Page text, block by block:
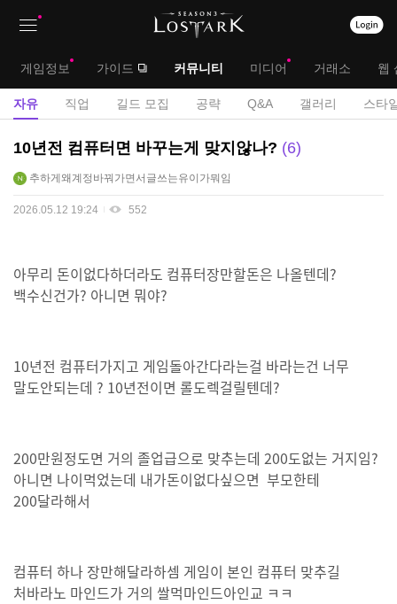
대
메
뉴
게임정보 가이드 커뮤니티 미디어 거래소 웹
서
자유 직업 길드 모집 공략 Q&A 갤러리 스타
자
게
10년전 컴퓨터면 바꾸는게 맞지않나? 6
추하게왜계정바꿔가면서글쓰는유이가뭐임
2026.05.12 19:24 552
아무리 돈이없다하더라도 컴퓨터장만할돈은 나올텐데?
백수신건가? 아니면 뭐야?
10년전 컴퓨터가지고 게임돌아간다라는걸 바라는건 너무
말도안되는데 ? 10년전이면 롤도렉걸릴텐데?
200만원정도면 거의 졸업급으로 맞추는데 200도없는 거지임?
아니면 나이먹었는데 내가돈이없다싶으면 부모한테
200달라해서
컴퓨터 하나 장만해달라하셈 게임이 본인 컴퓨터 맞추길
처바라노 마인드가 거의 쌀먹마인드아인교 ㅋㅋ